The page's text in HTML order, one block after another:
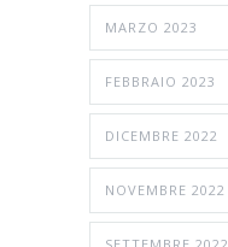
MARZO 2023
FEBBRAIO 2023
DICEMBRE 2022
NOVEMBRE 2022